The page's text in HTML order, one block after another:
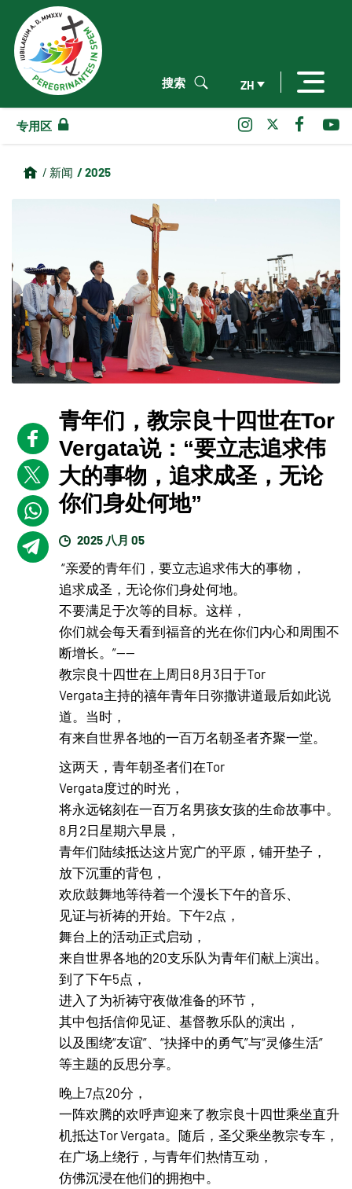
ZH
搜索
专用区
/ 新闻 / 2025
青年们，教宗良十四世在Tor
Vergata说：“要立志追求伟
大的事物，追求成圣，无论
你们身处何地”
2025 八月 05
“亲爱的青年们，要立志追求伟大的事物，
追求成圣，无论你们身处何地。
不要满足于次等的目标。这样，
你们就会每天看到福音的光在你们内心和周围不
断增长。”——
教宗良十四世在上周日8月3日于Tor
Vergata主持的禧年青年日弥撒讲道最后如此说
道。当时，
有来自世界各地的一百万名朝圣者齐聚一堂。
这两天，青年朝圣者们在Tor
Vergata度过的时光，
将永远铭刻在一百万名男孩女孩的生命故事中。
8月2日星期六早晨，
青年们陆续抵达这片宽广的平原，铺开垫子，
放下沉重的背包，
欢欣鼓舞地等待着一个漫长下午的音乐、
见证与祈祷的开始。下午2点，
舞台上的活动正式启动，
来自世界各地的20支乐队为青年们献上演出。
到了下午5点，
进入了为祈祷守夜做准备的环节，
其中包括信仰见证、基督教乐队的演出，
以及围绕“友谊”、“抉择中的勇气”与“灵修生活”
等主题的反思分享。
晚上7点20分，
一阵欢腾的欢呼声迎来了教宗良十四世乘坐直升
机抵达Tor Vergata。随后，圣父乘坐教宗专车，
在广场上绕行，与青年们热情互动，
仿佛沉浸在他们的拥抱中。